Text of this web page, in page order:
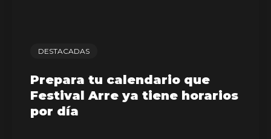
DESTACADAS
Prepara tu calendario que
Festival Arre ya tiene horarios
por día